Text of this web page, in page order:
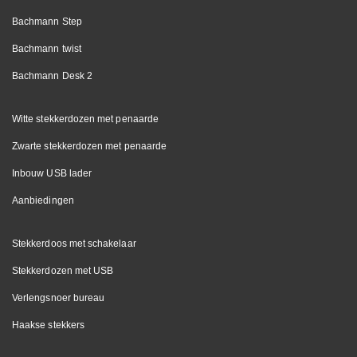
Bachmann Step
Bachmann twist
Bachmann Desk 2
Witte stekkerdozen met penaarde
Zwarte stekkerdozen met penaarde
Inbouw USB lader
Aanbiedingen
Stekkerdoos met schakelaar
Stekkerdozen met USB
Verlengsnoer bureau
Haakse stekkers